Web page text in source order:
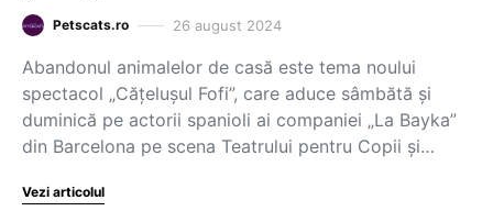
Petscats.ro 26 august 2024
Abandonul animalelor de casă este tema noului
spectacol „Căţeluşul Fofi”, care aduce sâmbătă şi
duminică pe actorii spanioli ai companiei „La Bayka”
din Barcelona pe scena Teatrului pentru Copii şi…
Vezi articolul